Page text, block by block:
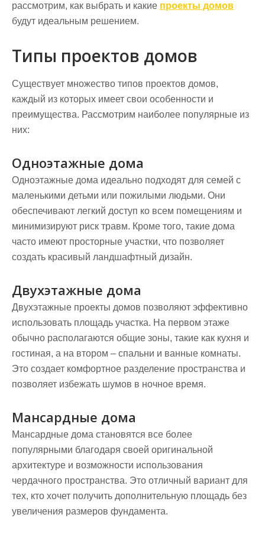
рассмотрим, как выбрать и какие проекты домов
будут идеальным решением.
Типы проектов домов
Существует множество типов проектов домов,
каждый из которых имеет свои особенности и
преимущества. Рассмотрим наиболее популярные из
них:
Одноэтажные дома
Одноэтажные дома идеально подходят для семей с
маленькими детьми или пожилыми людьми. Они
обеспечивают легкий доступ ко всем помещениям и
минимизируют риск травм. Кроме того, такие дома
часто имеют просторные участки, что позволяет
создать красивый ландшафтный дизайн.
Двухэтажные дома
Двухэтажные проекты домов позволяют эффективно
использовать площадь участка. На первом этаже
обычно располагаются общие зоны, такие как кухня и
гостиная, а на втором – спальни и ванные комнаты.
Это создает комфортное разделение пространства и
позволяет избежать шумов в ночное время.
Мансардные дома
Мансардные дома становятся все более
популярными благодаря своей оригинальной
архитектуре и возможности использования
чердачного пространства. Это отличный вариант для
тех, кто хочет получить дополнительную площадь без
увеличения размеров фундамента.